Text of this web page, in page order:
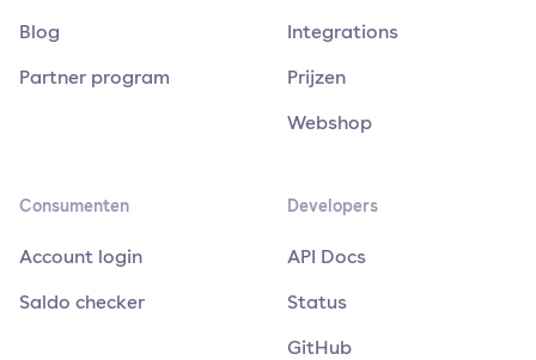
Blog
Partner program
Integrations
Prijzen
Webshop
Consumenten
Account login
Saldo checker
Developers
API Docs
Status
GitHub